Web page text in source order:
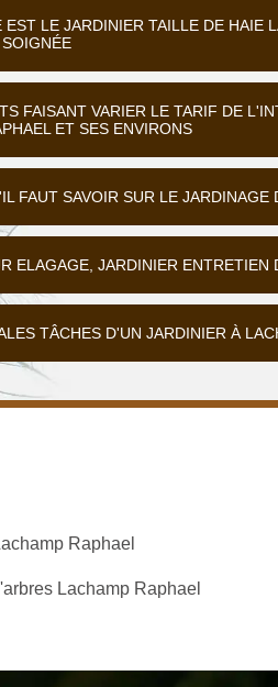
EST LE JARDINIER TAILLE DE HAIE
FAISANT VARIER LE TARIF DE
ET SES ENVIRONS
FAUT SAVOIR SUR LE JARDINAGE
ELAGAGE, JARDINIER ENTRETIEN
TÂCHES D'UN JARDINIER À
Raphael
Lachamp Raphael